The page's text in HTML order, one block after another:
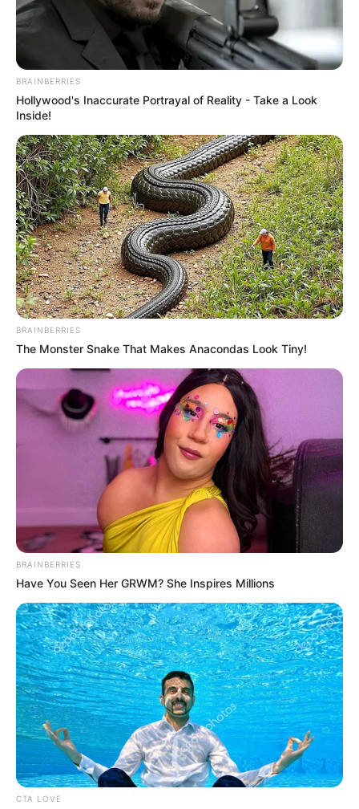
Veja também:
Como Fazer Enfeites de Natal em Feltro – 5
Modelos com Molde
Árvore de Natal em Feltro
Materiais Necessários
Feltro nas cores branco, cereja, verde,
vermelho e salmão chileno
Linha e agulha
Máquina de costura (opcional)
Fibra siliconada
Linha de bordar vermelha
Termocolante
2 meia pérolas preta para os olhos
6 pérolas coloridas para decorar as folhas
BRAINBERRIES
Hollywood's Inaccurate Portrayal of Reality - Take a Look
Inside!
BRAINBERRIES
The Monster Snake That Makes Anacondas Look Tiny!
BRAINBERRIES
Have You Seen Her GRWM? She Inspires Millions
CTA LOVE